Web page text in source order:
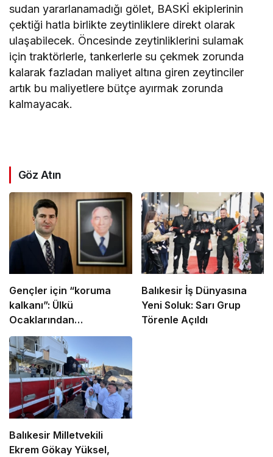
sudan yararlanamadığı gölet, BASKİ ekiplerinin
çektiği hatla birlikte zeytinliklere direkt olarak
ulaşabilecek. Öncesinde zeytinliklerini sulamak
için traktörlerle, tankerlerle su çekmek zorunda
kalarak fazladan maliyet altına giren zeytinciler
artık bu maliyetlere bütçe ayırmak zorunda
kalmayacak.
Göz Atın
Gençler için “koruma
kalkanı”: Ülkü
Ocaklarından
uyuşturucu ve dijital
bağımlılığa karşı
seferberlik
Balıkesir İş Dünyasına
Yeni Soluk: Sarı Grup
Törenle Açıldı
Balıkesir Milletvekili
Ekrem Gökay Yüksel,